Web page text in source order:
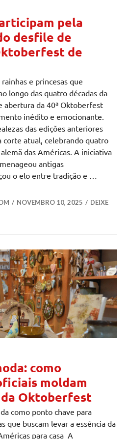
pela
desfile de
de
e princesas que
longo das quatro décadas da
abertura da 40ª Oktoberfest
inédito e emocionante.
das edições anteriores
corte atual, celebrando quatro
das Américas. A iniciativa
antigas
o elo entre tradição e …
NOVEMBRO 10, 2025
DEIXE
como
moldam
Oktoberfest
como ponto chave para
que buscam levar a essência da
para casa A